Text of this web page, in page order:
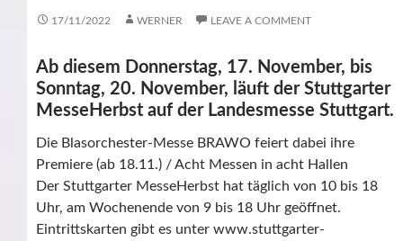
17/11/2022 WERNER LEAVE A COMMENT
Ab diesem Donnerstag, 17. November, bis
Sonntag, 20. November, läuft der Stuttgarter
MesseHerbst auf der Landesmesse Stuttgart.
Die Blasorchester-Messe BRAWO feiert dabei ihre
Premiere (ab 18.11.) / Acht Messen in acht Hallen
Der Stuttgarter MesseHerbst hat täglich von 10 bis 18
Uhr, am Wochenende von 9 bis 18 Uhr geöffnet.
Eintrittskarten gibt es unter www.stuttgarter-